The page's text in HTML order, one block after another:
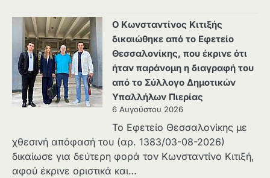
Ο Κωνσταντίνος Κιτιξής
δικαιώθηκε από το Εφετείο
Θεσσαλονίκης, που έκρινε ότι
ήταν παράνομη η διαγραφή του
από το Σύλλογο Δημοτικών
Υπαλλήλων Πιερίας
6 Αυγούστου 2026
Το Εφετείο Θεσσαλονίκης με
χθεσινή απόφασή του (αρ. 1383/03-08-2026)
δικαίωσε για δεύτερη φορά τον Κωνσταντίνο Κιτιξή,
αφού έκρινε οριστικά και…